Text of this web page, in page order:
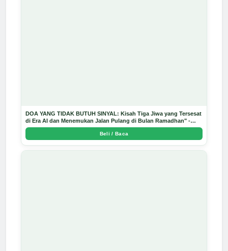
DOA YANG TIDAK BUTUH SINYAL: Kisah Tiga Jiwa yang Tersesat
di Era AI dan Menemukan Jalan Pulang di Bulan Ramadhan" -
Arda Dinata
Beli / Baca